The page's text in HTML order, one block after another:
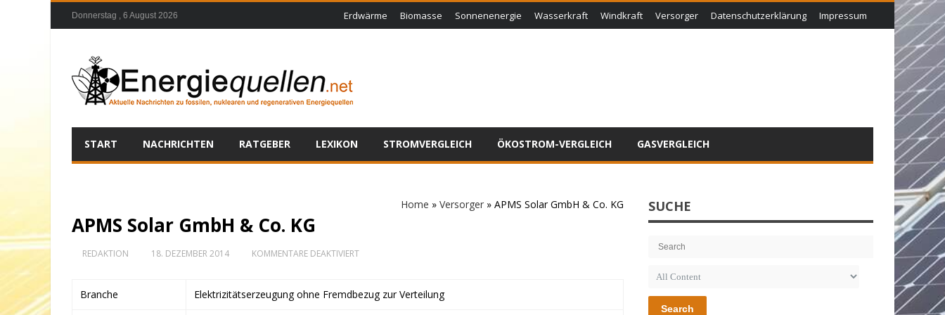
Donnerstag , 6 August 2026 Erdwärme Biomasse Sonnenenergie Wasserkraft Windkraft Versorger Datenschutzerklärung Impressum
START NACHRICHTEN RATGEBER LEXIKON STROMVERGLEICH ÖKOSTROM-VERGLEICH GASVERGLEICH
Home » Versorger » APMS Solar GmbH & Co. KG
APMS Solar GmbH & Co. KG
REDAKTION 18. DEZEMBER 2014 KOMMENTARE DEAKTIVIERTFÜR
&
Branche Elektrizitätserzeugung ohne Fremdbezug zur Verteilung
SUCHE
Search